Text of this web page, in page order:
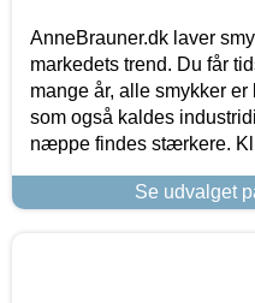
AnneBrauner.dk laver
markedets trend. Du får
mange år, alle smykker
som også kaldes
næppe findes stærkere.
Se udvalget